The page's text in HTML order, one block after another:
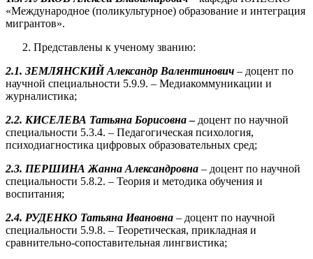
«Международное (поликультурное) образование и интеграция
мигрантов».
Представлены к ученому званию:
2.1. ЗЕМЛЯНСКИЙ Александр Валентинович – доцент по
научной специальности 5.9.9. – Медиакоммуникации и
журналистика;
2.2. КИСЕЛЕВА Татьяна Борисовна– доцент по научной
специальности 5.3.4. – Педагогическая психология,
психодиагностика цифровых образовательных сред;
2.3. ПЕРШИНА Жанна Александровна – доцент по научной
специальности 5.8.2. – Теория и методика обучения и
воспитания;
2.4. РУДЕНКО Татьяна Ивановна – доцент по научной
специальности 5.9.8. – Теоретическая, прикладная и
сравнительно-сопоставительная лингвистика;